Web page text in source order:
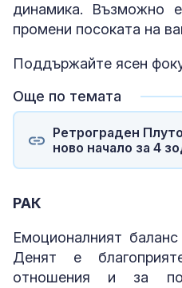
динамика. Възможно
промени посоката на
Поддържайте ясен
Още по темата
Ретрограден
ново начало за 4
РАК
Емоционалният
Денят е
отношения и за